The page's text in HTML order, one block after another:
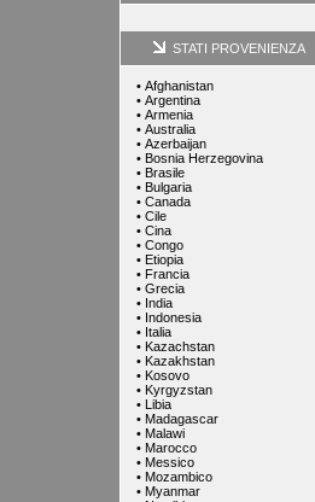
STATI PROVENIENZA
• Afghanistan
• Argentina
• Armenia
• Australia
• Azerbaijan
• Bosnia Herzegovina
• Brasile
• Bulgaria
• Canada
• Cile
• Cina
• Congo
• Etiopia
• Francia
• Grecia
• India
• Indonesia
• Italia
• Kazachstan
• Kazakhstan
• Kosovo
• Kyrgyzstan
• Libia
• Madagascar
• Malawi
• Marocco
• Messico
• Mozambico
• Myanmar